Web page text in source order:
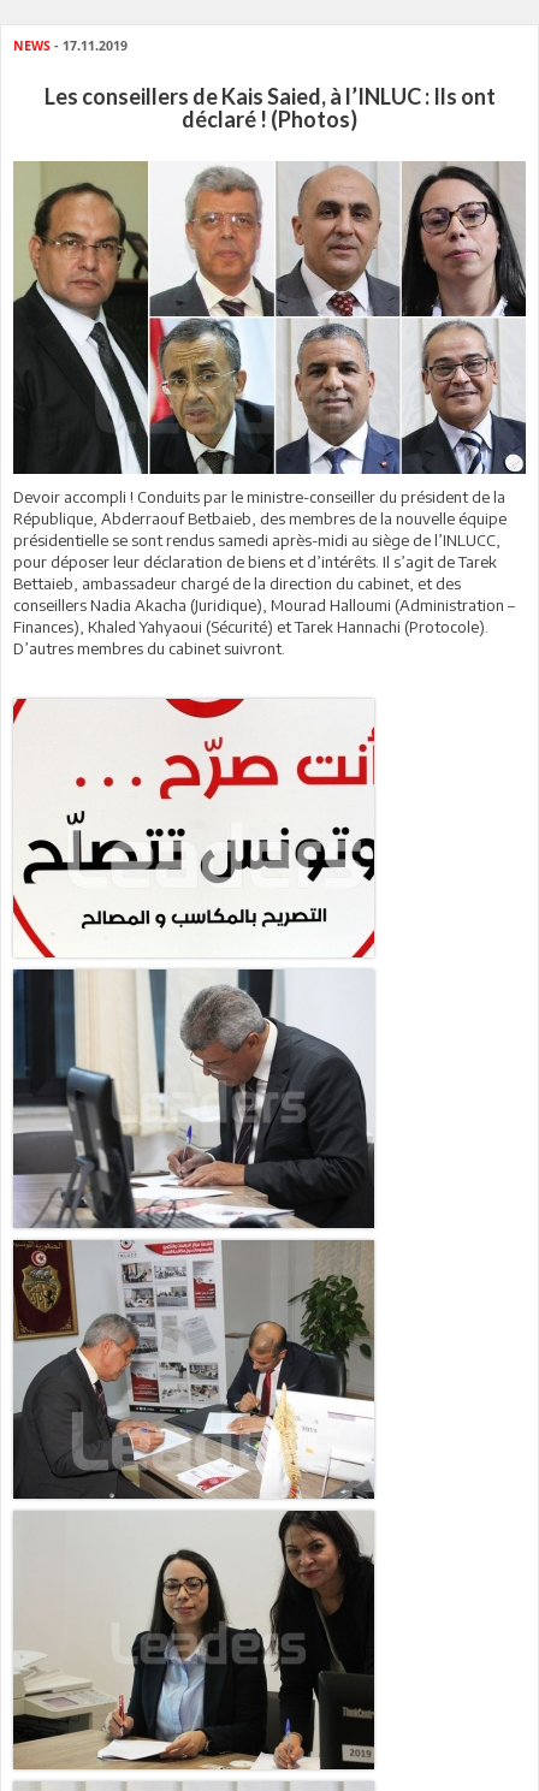
NEWS - 17.11.2019
Les conseillers de Kais Saied, à l’INLUC : Ils ont
déclaré ! (Photos)
Devoir accompli ! Conduits par le ministre-conseiller du président de la
République, Abderraouf Betbaieb, des membres de la nouvelle équipe
présidentielle se sont rendus samedi après-midi au siège de l’INLUCC,
pour déposer leur déclaration de biens et d’intérêts. Il s’agit de Tarek
Bettaieb, ambassadeur chargé de la direction du cabinet, et des
conseillers Nadia Akacha (Juridique), Mourad Halloumi (Administration –
Finances), Khaled Yahyaoui (Sécurité) et Tarek Hannachi (Protocole).
D’autres membres du cabinet suivront.